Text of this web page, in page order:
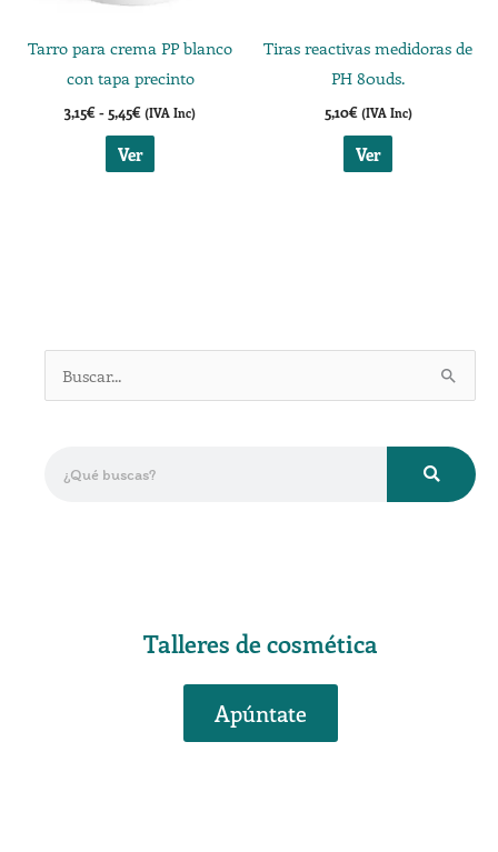
Tarro para crema PP blanco
con tapa precinto
3,15€- 5,45€ (IVA Inc)
Ver
pueden
elegir
en
página
Tiras reactivas medidoras de
PH 80uds.
5,10€ (IVA Inc)
Ver
Talleres de cosmética
Apúntate